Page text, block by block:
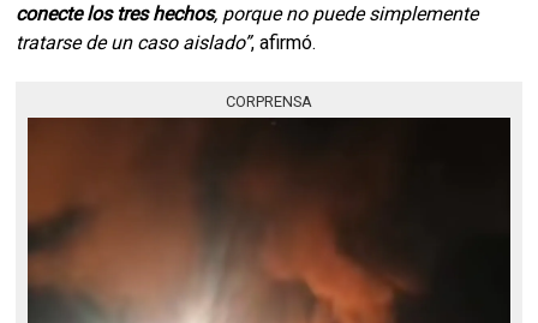
conecte los tres hechos, porque no puede simplemente
tratarse de un caso aislado”, afirmó.
CORPRENSA